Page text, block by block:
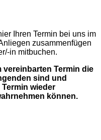
Ihren Termin bei uns im
zusammenfügen
in mitbuchen.
vereinbarten Termin die
sind und
wieder
können.